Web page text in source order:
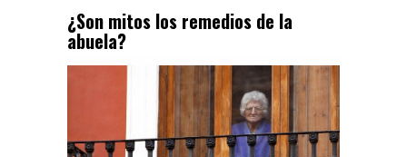
¿Son mitos los remedios de la
abuela?